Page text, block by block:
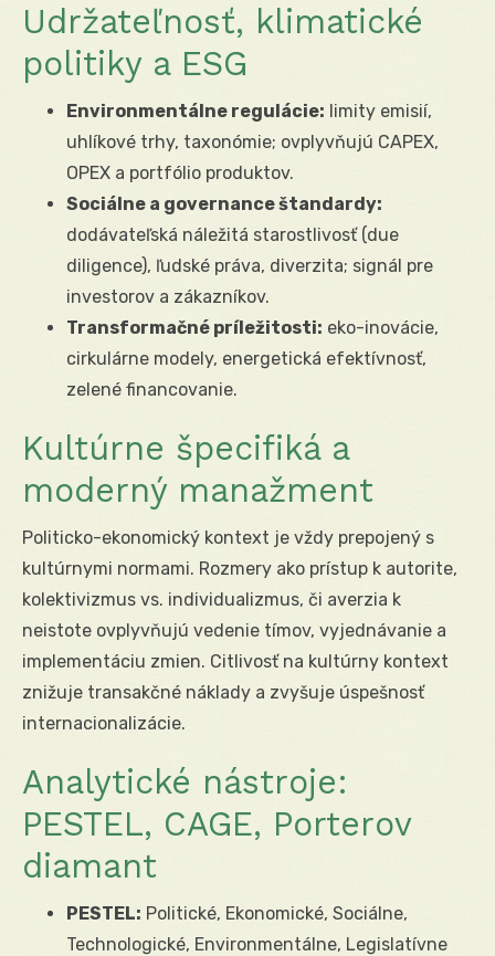
Udržateľnosť, klimatické
politiky a ESG
Environmentálne regulácie: limity emisií,
uhlíkové trhy, taxonómie; ovplyvňujú CAPEX,
OPEX a portfólio produktov.
Sociálne a governance štandardy:
dodávateľská náležitá starostlivosť (due
diligence), ľudské práva, diverzita; signál pre
investorov a zákazníkov.
Transformačné príležitosti: eko-inovácie,
cirkulárne modely, energetická efektívnosť,
zelené financovanie.
Kultúrne špecifiká a
moderný manažment
Politicko-ekonomický kontext je vždy prepojený s
kultúrnymi normami. Rozmery ako prístup k autorite,
kolektivizmus vs. individualizmus, či averzia k
neistote ovplyvňujú vedenie tímov, vyjednávanie a
implementáciu zmien. Citlivosť na kultúrny kontext
znižuje transakčné náklady a zvyšuje úspešnosť
internacionalizácie.
Analytické nástroje:
PESTEL, CAGE, Porterov
diamant
PESTEL: Politické, Ekonomické, Sociálne,
Technologické, Environmentálne, Legislatívne